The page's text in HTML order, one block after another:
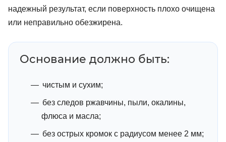
надежный результат, если поверхность плохо очищена
или неправильно обезжирена.
Основание должно быть:
чистым и сухим;
без следов ржавчины, пыли, окалины,
флюса и масла;
без острых кромок с радиусом менее 2 мм;